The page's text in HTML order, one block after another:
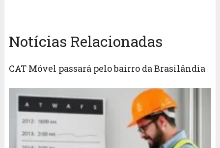
Notícias Relacionadas
CAT Móvel passará pelo bairro da Brasilândia